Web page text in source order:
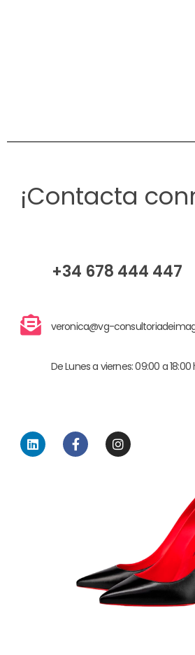
¡Contacta
+34 678 444 447
veronica@vg-
De Lunes a viernes: 09:00 a 18:00